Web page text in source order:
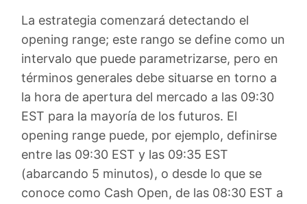
La estrategia comenzará detectando el
opening range; este rango se define como un
intervalo que puede parametrizarse, pero en
términos generales debe situarse en torno a
la hora de apertura del mercado a las 09:30
EST para la mayoría de los futuros. El
opening range puede, por ejemplo, definirse
entre las 09:30 EST y las 09:35 EST
(abarcando 5 minutos), o desde lo que se
conoce como Cash Open, de las 08:30 EST a